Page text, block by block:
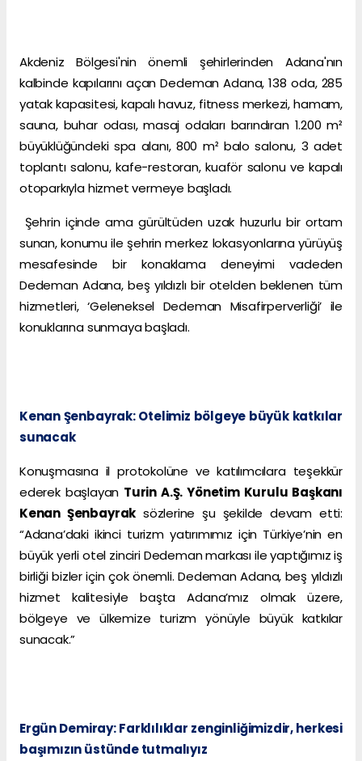
Akdeniz Bölgesi'nin önemli şehirlerinden Adana'nın
kalbinde kapılarını açan Dedeman Adana, 138 oda, 285
yatak kapasitesi, kapalı havuz, fitness merkezi, hamam,
sauna, buhar odası, masaj odaları barındıran 1.200 m²
büyüklüğündeki spa alanı, 800 m² balo salonu, 3 adet
toplantı salonu, kafe-restoran, kuaför salonu ve kapalı
otoparkıyla hizmet vermeye başladı.
Şehrin içinde ama gürültüden uzak huzurlu bir ortam
sunan, konumu ile şehrin merkez lokasyonlarına yürüyüş
mesafesinde bir konaklama deneyimi vadeden
Dedeman Adana, beş yıldızlı bir otelden beklenen tüm
hizmetleri, ‘Geleneksel Dedeman Misafirperverliği’ ile
konuklarına sunmaya başladı.
Kenan Şenbayrak: Otelimiz bölgeye büyük katkılar
sunacak
Konuşmasına il protokolüne ve katılımcılara teşekkür
ederek başlayan Turin A.Ş. Yönetim Kurulu Başkanı
Kenan Şenbayrak sözlerine şu şekilde devam etti:
“Adana’daki ikinci turizm yatırımımız için Türkiye’nin en
büyük yerli otel zinciri Dedeman markası ile yaptığımız iş
birliği bizler için çok önemli. Dedeman Adana, beş yıldızlı
hizmet kalitesiyle başta Adana’mız olmak üzere,
bölgeye ve ülkemize turizm yönüyle büyük katkılar
sunacak.”
Ergün Demiray: Farklılıklar zenginliğimizdir, herkesi
başımızın üstünde tutmalıyız